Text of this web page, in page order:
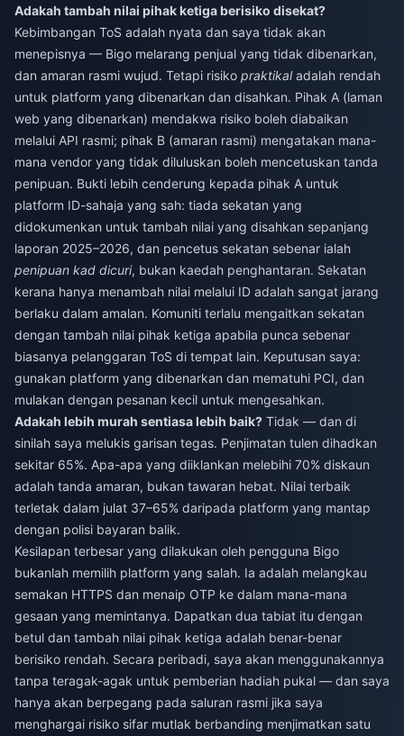
Adakah tambah nilai pihak ketiga berisiko disekat?
Kebimbangan ToS adalah nyata dan saya tidak akan
menepisnya — Bigo melarang penjual yang tidak dibenarkan,
dan amaran rasmi wujud. Tetapi risiko praktikaladalah rendah
untuk platform yang dibenarkan dan disahkan. Pihak A (laman
web yang dibenarkan) mendakwa risiko boleh diabaikan
melalui API rasmi; pihak B (amaran rasmi) mengatakan mana-
mana vendor yang tidak diluluskan boleh mencetuskan tanda
penipuan. Bukti lebih cenderung kepada pihak A untuk
platform ID-sahaja yang sah: tiada sekatan yang
didokumenkan untuk tambah nilai yang disahkan sepanjang
laporan 2025–2026, dan pencetus sekatan sebenar ialah
penipuan kad dicuri, bukan kaedah penghantaran. Sekatan
kerana hanya menambah nilai melalui ID adalah sangat jarang
berlaku dalam amalan. Komuniti terlalu mengaitkan sekatan
dengan tambah nilai pihak ketiga apabila punca sebenar
biasanya pelanggaran ToS di tempat lain. Keputusan saya:
gunakan platform yang dibenarkan dan mematuhi PCI, dan
mulakan dengan pesanan kecil untuk mengesahkan.
Adakah lebih murah sentiasa lebih baik? Tidak — dan di
sinilah saya melukis garisan tegas. Penjimatan tulen dihadkan
sekitar 65%. Apa-apa yang diiklankan melebihi 70% diskaun
adalah tanda amaran, bukan tawaran hebat. Nilai terbaik
terletak dalam julat 37–65% daripada platform yang mantap
dengan polisi bayaran balik.
Kesilapan terbesar yang dilakukan oleh pengguna Bigo
bukanlah memilih platform yang salah. Ia adalah melangkau
semakan HTTPS dan menaip OTP ke dalam mana-mana
gesaan yang memintanya. Dapatkan dua tabiat itu dengan
betul dan tambah nilai pihak ketiga adalah benar-benar
berisiko rendah. Secara peribadi, saya akan menggunakannya
tanpa teragak-agak untuk pemberian hadiah pukal — dan saya
hanya akan berpegang pada saluran rasmi jika saya
menghargai risiko sifar mutlak berbanding menjimatkan satu